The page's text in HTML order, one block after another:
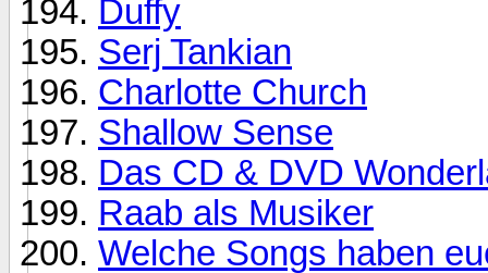
Duffy
Serj Tankian
Charlotte Church
Shallow Sense
Das CD & DVD
Raab als Musiker
Welche Songs haben